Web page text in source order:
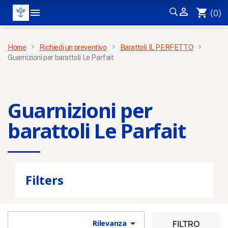
  shopping_cart (0)
MENÙ
Home Richiedi un preventivo
Barattoli IL PERFETTO
Guarnizioni per barattoli Le Parfait
Guarnizioni per
barattoli Le Parfait
Filters
Rilevanza  FILTRO
offerte speciali